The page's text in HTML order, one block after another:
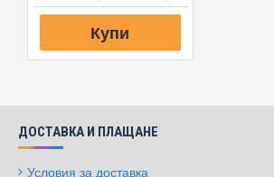
Купи
ДОСТАВКА И ПЛАЩАНЕ
Условия за доставка